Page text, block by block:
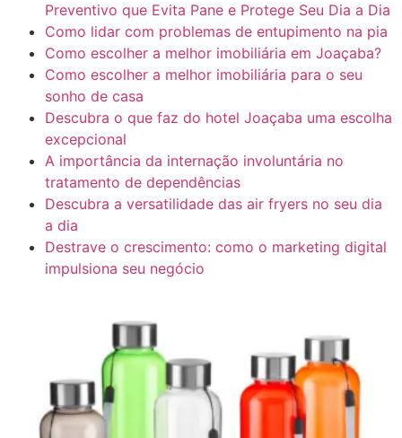
Preventivo que Evita Pane e Protege Seu Dia a Dia
Como lidar com problemas de entupimento na pia
Como escolher a melhor imobiliária em Joaçaba?
Como escolher a melhor imobiliária para o seu
sonho de casa
Descubra o que faz do hotel Joaçaba uma escolha
excepcional
A importância da internação involuntária no
tratamento de dependências
Descubra a versatilidade das air fryers no seu dia
a dia
Destrave o crescimento: como o marketing digital
impulsiona seu negócio